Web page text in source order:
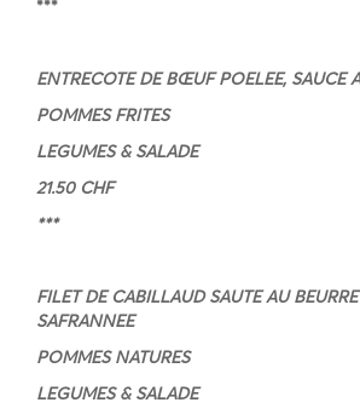
***
ENTRECOTE DE BŒUF POELEE, SAUCE
POMMES FRITES
LEGUMES & SALADE
21.50 CHF
***
FILET DE CABILLAUD SAUTE AU
SAFRANNEE
POMMES NATURES
LEGUMES & SALADE